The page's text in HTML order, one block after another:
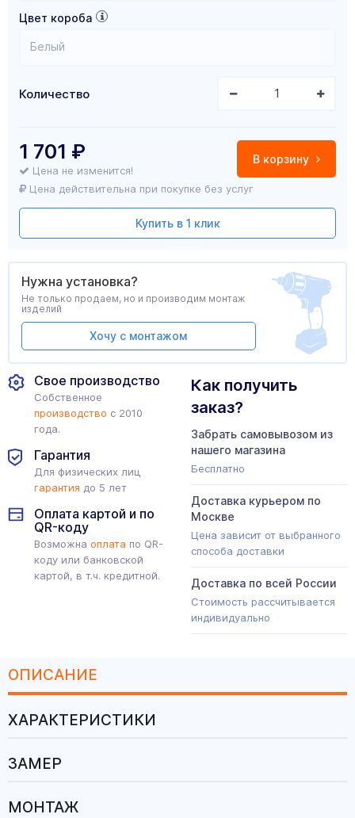
Цвет короба
Белый
Количество
В корзину
1 701 ₽
Цена не изменится!
Цена действительна при покупке без услуг
Купить в 1 клик
Свое производство
Собственное
производство с 2010
года.
Гарантия
Для физических лиц
гарантия до 5 лет
Оплата картой и по
QR-коду
Возможна оплата по QR-
коду или банковской
картой, в т.ч. кредитной.
Как получить
заказ?
Забрать самовывозом из
нашего магазина
Бесплатно
Доставка курьером по
Москве
Цена зависит от выбранного
способа доставки
Доставка по всей России
Стоимость рассчитывается
индивидуально
Нужна установка?
Не только продаем, но и производим монтаж
изделий
Хочу с монтажом
ОПИСАНИЕ
ХАРАКТЕРИСТИКИ
ЗАМЕР
МОНТАЖ